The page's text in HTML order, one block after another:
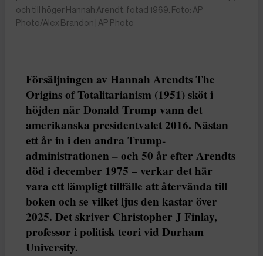
och till höger Hannah Arendt, fotad 1969. Foto: AP
Photo/Alex Brandon | AP Photo
Försäljningen av Hannah Arendts The
Origins of Totalitarianism (1951) sköt i
höjden när Donald Trump vann det
amerikanska presidentvalet 2016. Nästan
ett år in i den andra Trump-
administrationen – och 50 år efter Arendts
död i december 1975 – verkar det här
vara ett lämpligt tillfälle att återvända till
boken och se vilket ljus den kastar över
2025. Det skriver Christopher J Finlay,
professor i politisk teori vid Durham
University.